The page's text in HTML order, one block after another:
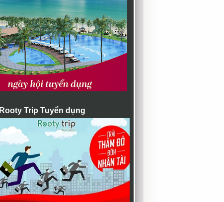
Rooty Trip Tuyển dụng